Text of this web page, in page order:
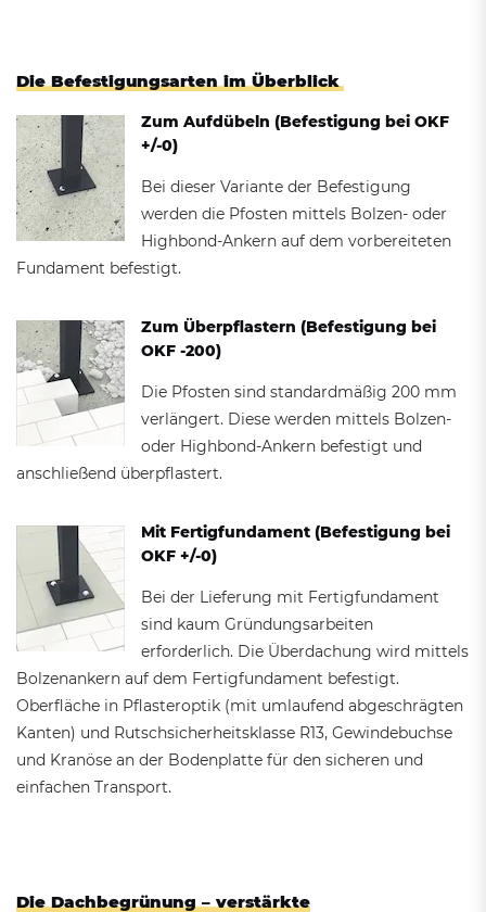
Die Befestigungsarten im Überblick
Zum Aufdübeln (Befestigung bei OKF
+/-0)
Bei dieser Variante der Befestigung
werden die Pfosten mittels Bolzen- oder
Highbond-Ankern auf dem vorbereiteten
Fundament befestigt.
Zum Überpflastern (Befestigung bei
OKF -200)
Die Pfosten sind standardmäßig 200 mm
verlängert. Diese werden mittels Bolzen-
oder Highbond-Ankern befestigt und
anschließend überpflastert.
Mit Fertigfundament (Befestigung bei
OKF +/-0)
Bei der Lieferung mit Fertigfundament
sind kaum Gründungsarbeiten
erforderlich. Die Überdachung wird mittels
Bolzenankern auf dem Fertigfundament befestigt.
Oberfläche in Pflasteroptik (mit umlaufend abgeschrägten
Kanten) und Rutschsicherheitsklasse R13, Gewindebuchse
und Kranöse an der Bodenplatte für den sicheren und
einfachen Transport.
Die Dachbegrünung – verstärkte